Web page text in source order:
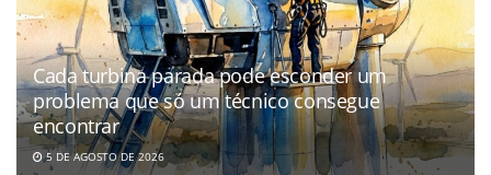
Cada turbina parada pode esconder um
problema que só um técnico consegue
encontrar
5 DE AGOSTO DE 2026